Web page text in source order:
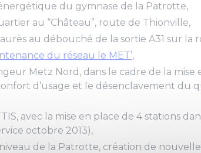
du gymnase de la Patrotte,
au “Château”, route de Thionville,
au débouché de la sortie A31 sur la
du réseau le MET’,
Metz Nord, dans le cadre de la
d’usage et le désenclavement du
avec la mise en place de 4 stations
octobre 2013),
de la Patrotte, création de